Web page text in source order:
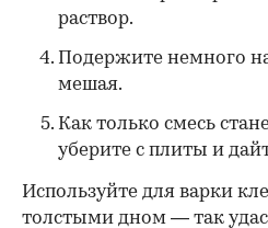
раствор.
Подержите немного
мешая.
Как только смесь
уберите с плиты и
Используйте для варки
толстыми дном — так